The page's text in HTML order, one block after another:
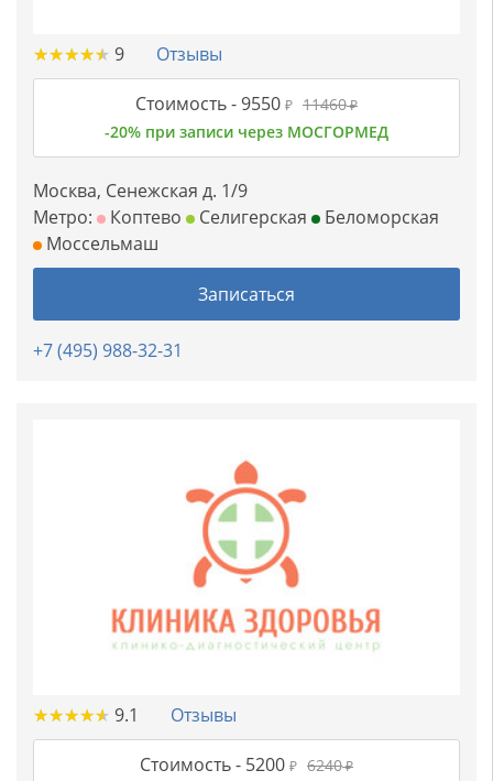
★★★★★
★★★★★ 9 Отзывы
Стоимость -9550 ₽ 11460₽
-20% при записи через МОСГОРМЕД
Москва, Сенежская д. 1/9
Метро:
Коптево Селигерская
Беломорская
Моссельмаш
Записаться
+7 (495) 988-32-31
★★★★★
★★★★★ 9.1 Отзывы
Стоимость - 5200 ₽ 6240₽